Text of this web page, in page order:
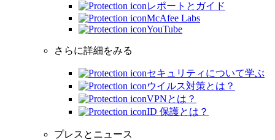
レポートとガイド
McAfee Labs
YouTube
さらに詳細をみる
セキュリティについて学ぶ
ウイルス対策とは？
VPNとは？
ID 保護とは？
プレスとニュース